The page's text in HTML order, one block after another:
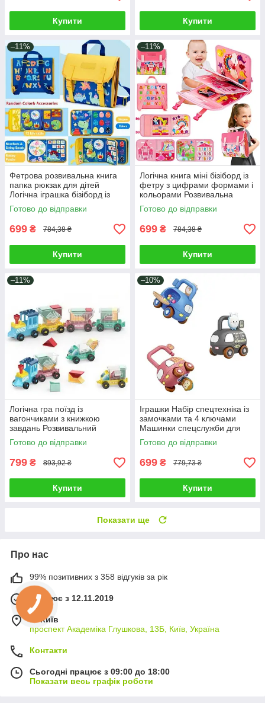
Купити Купити
–11%
Фетрова розвивальна книга
папка рюкзак для дітей
Логічна іграшка бізіборд із
цифрами та годинником
липучками застібками
Готово до відправки
699 ₴ 784,38 ₴
Купити
–11%
Логічна книга міні бізіборд із
фетру з цифрами формами і
кольорами Розвивальна
навчальна папка рюкзак для
дітей
Готово до відправки
699 ₴ 784,38 ₴
Купити
–11%
Логічна гра поїзд із
вагончиками з книжкою
завдань Розвивальний
конструктор розумний
паровоз набір train puzzle 5
Готово до відправки
799 ₴ 893,92 ₴
Купити
–10%
Іграшки Набір спецтехніка із
замочками та 4 ключами
Машинки спецслужби для
малюків поліція швидка
пожежна таксі
Готово до відправки
699 ₴ 779,73 ₴
Купити
Показати ще
Про нас
99% позитивних з 358 відгуків за рік
Працює з 12.11.2019
м. Київ
проспект Академіка Глушкова, 13Б, Київ, Україна
Контакти
Сьогодні працює з 09:00 до 18:00
Показати весь графік роботи